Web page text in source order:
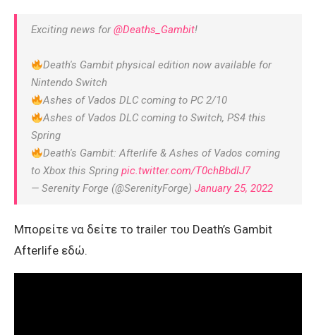
Exciting news for@Deaths_Gambit!
Death's Gambit physical edition now available for
Nintendo Switch
Ashes of Vados DLC coming to PC 2/10
Ashes of Vados DLC coming to Switch, PS4 this
Spring
Death's Gambit: Afterlife & Ashes of Vados coming
to Xbox this Spring pic.twitter.com/T0chBbdIJ7
— Serenity Forge (@SerenityForge) January 25, 2022
Μπορείτε να δείτε το trailer του Death’s Gambit
Afterlife εδώ.